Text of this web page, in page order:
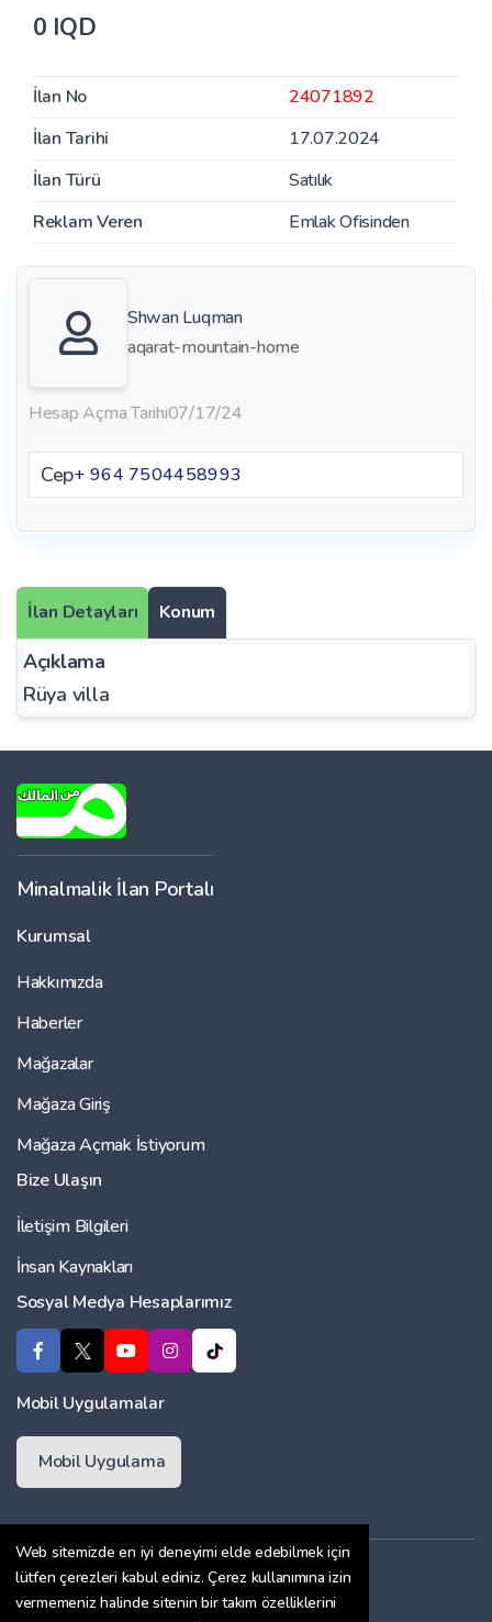
Web sitemizde en iyi deneyimi elde edebilmek için
lütfen çerezleri kabul ediniz. Çerez kullanımına izin
vermemeniz halinde sitenin bir takım özelliklerini
0 IQD
İlan No
24071892
İlan Tarihi
17.07.2024
İlan Türü
Satılık
Reklam Veren
Emlak Ofisinden
Shwan Luqman
aqarat-mountain-home
Hesap Açma Tarihi07/17/24
Cep+ 964 7504458993
İlan Detayları Konum
Açıklama
Rüya villa
Minalmalik İlan Portalı
Kurumsal
Hakkımızda
Haberler
Mağazalar
Mağaza Giriş
Mağaza Açmak İstiyorum
Bize Ulaşın
İletişim Bilgileri
İnsan Kaynakları
Sosyal Medya Hesaplarımız
Mobil Uygulamalar
Mobil Uygulama
Üyelik Sözleşmesi
Çerez Politikası